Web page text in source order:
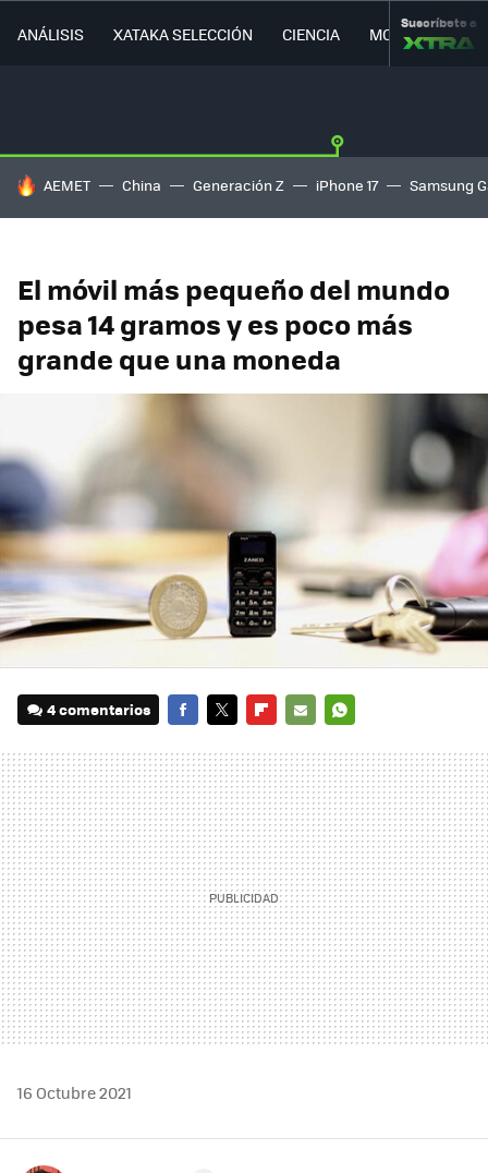
ANÁLISIS XATAKA SELECCIÓN CIENCIA MOVILIDAD
Suscríbete a
HOY SE HABLA DE
AEMET China Generación Z iPhone 17 Samsung
El móvil más pequeño del mundo
pesa 14 gramos y es poco más
grande que una moneda
4 comentarios
MAIL
16 Octubre 2021